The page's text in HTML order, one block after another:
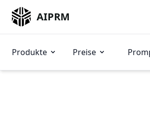
AIPRM
Produkte Preise